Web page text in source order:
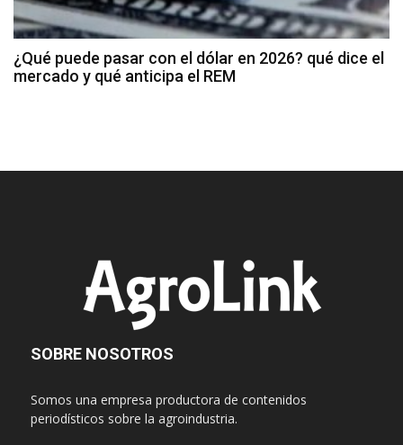
¿Qué puede pasar con el dólar en 2026? qué dice el
mercado y qué anticipa el REM
SOBRE NOSOTROS
Somos una empresa productora de contenidos
periodísticos sobre la agroindustria.